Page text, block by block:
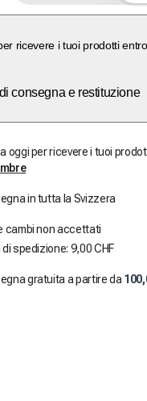
ricevere i tuoi prodotti
consegna e restituzione
oggi per ricevere i tuoi
in tutta la Svizzera
cambi non accettati
spedizione: 9,00 CHF
gratuita a partire da